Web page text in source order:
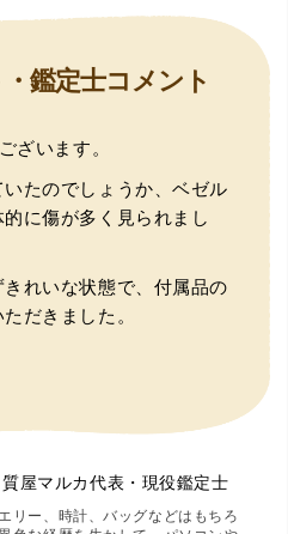
鑑定士コメント
ざいます。
たのでしょうか、ベゼル
に傷が多く見られまし
れいな状態で、付属品の
だきました。
質屋マルカ代表・現役鑑定士
リー、時計、バッグなどはもちろ